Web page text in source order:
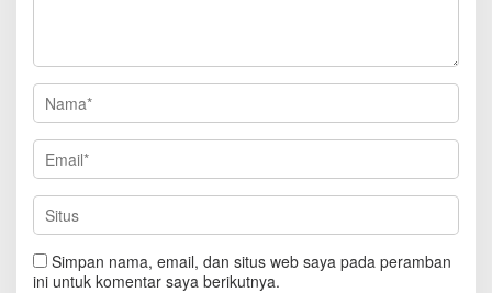
Simpan nama, email, dan situs web saya pada peramban
ini untuk komentar saya berikutnya.